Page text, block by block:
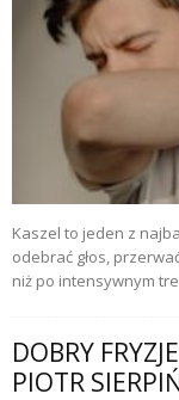
Kaszel to jeden z
odebrać głos,
niż po intensywnym
DOBRY
PIOTR